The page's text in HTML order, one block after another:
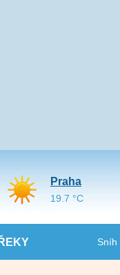
ŘEKY Sníh
Praha
19.7 °C